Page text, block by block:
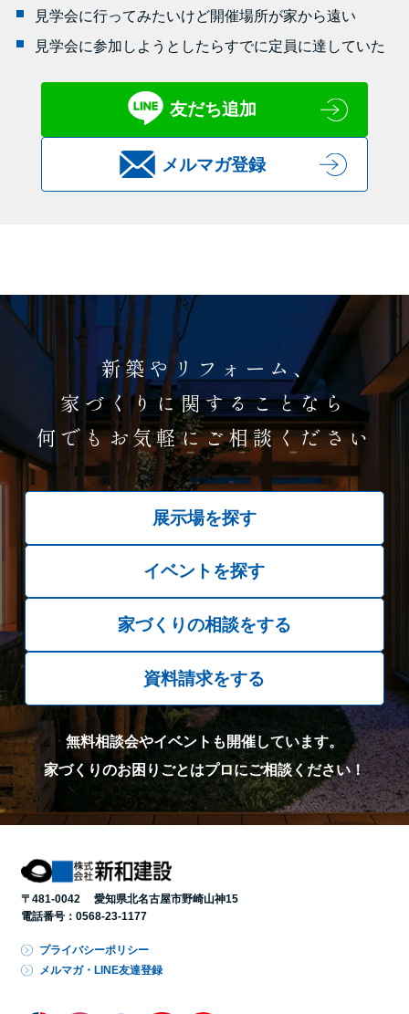
見学会に行ってみたいけど開催場所が家から遠い
見学会に参加しようとしたらすでに定員に達していた
友だち追加
メルマガ登録
新築やリフォーム、
家づくりに関することなら
何でもお気軽にご相談ください
展示場を探す
イベントを探す
家づくりの相談をする
資料請求をする
無料相談会やイベントも開催しています。
家づくりのお困りごとはプロにご相談ください！
〒481-0042 愛知県北名古屋市野崎山神15
電話番号： 0568-23-1177
プライバシーポリシー
メルマガ・LINE友達登録